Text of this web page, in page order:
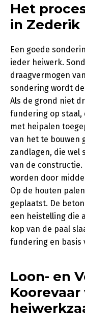
Het
in Zederik
Een goede
ieder heiwerk.
draagvermogen
sondering wordt
Als de grond niet
fundering op staal,
met heipalen
van het te bouwen
zandlagen, die wel
van de
worden door
Op de houten
geplaatst. De
een heistelling die
kop van de paal
fundering en basis
Loon- en